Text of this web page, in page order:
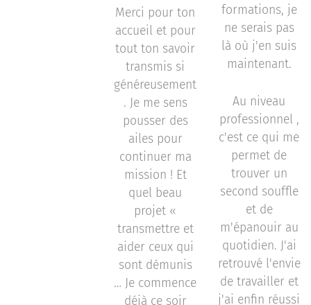
Merci pour ton
accueil et pour
tout ton savoir
transmis si
généreusement
. Je me sens
pousser des
ailes pour
continuer ma
mission ! Et
quel beau
projet «
transmettre et
aider ceux qui
sont démunis
… Je commence
déjà ce soir
formations, je
ne serais pas
là où j'en suis
maintenant.
Au niveau
professionnel ,
c'est ce qui me
permet de
trouver un
second souffle
et de
m'épanouir au
quotidien. J'ai
retrouvé l'envie
de travailler et
j'ai enfin réussi